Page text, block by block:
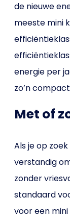
de nieuwe
meeste mini
energie per
zo’n
Met of
Als je op
verstandig
zonder
standaard
voor een